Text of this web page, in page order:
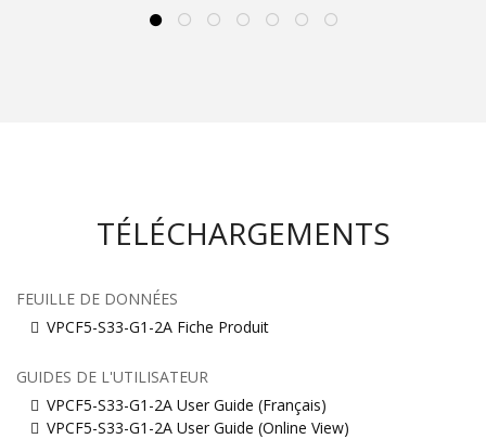
TÉLÉCHARGEMENTS
FEUILLE DE DONNÉES
VPCF5-S33-G1-2A Fiche Produit
GUIDES DE L'UTILISATEUR
VPCF5-S33-G1-2A User Guide (Français)
VPCF5-S33-G1-2A User Guide (Online View)